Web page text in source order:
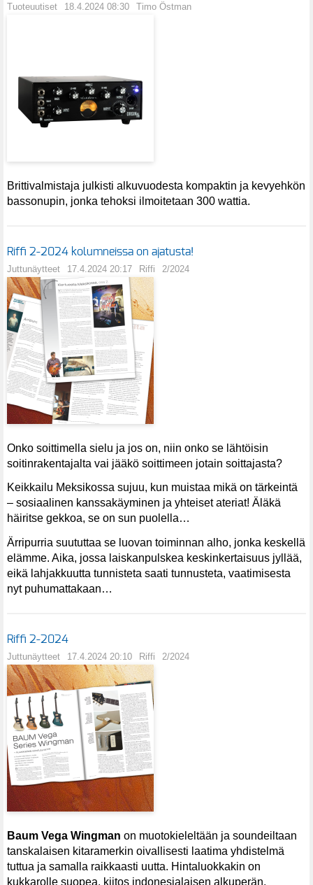
Tuoteuutiset 18.4.2024 08:30 Timo Östman
Brittivalmistaja julkisti alkuvuodesta kompaktin ja kevyehkön
bassonupin, jonka tehoksi ilmoitetaan 300 wattia.
Riffi 2-2024 kolumneissa on ajatusta!
Juttunäytteet 17.4.2024 20:17 Riffi 2/2024
Onko soittimella sielu ja jos on, niin onko se lähtöisin
soitinrakentajalta vai jääkö soittimeen jotain soittajasta?
Keikkailu Meksikossa sujuu, kun muistaa mikä on tärkeintä
– sosiaalinen kanssakäyminen ja yhteiset ateriat! Äläkä
häiritse gekkoa, se on sun puolella…
Ärripurria suututtaa se luovan toiminnan alho, jonka keskellä
elämme. Aika, jossa laiskanpulskea keskinkertaisuus jyllää,
eikä lahjakkuutta tunnisteta saati tunnusteta, vaatimisesta
nyt puhumattakaan…
Riffi 2-2024
Juttunäytteet 17.4.2024 20:10 Riffi 2/2024
Baum Vega Wingman on muotokieleltään ja soundeiltaan
tanskalaisen kitaramerkin oivallisesti laatima yhdistelmä
tuttua ja samalla raikkaasti uutta. Hintaluokkakin on
kukkarolle suopea, kiitos indonesialaisen alkuperän.